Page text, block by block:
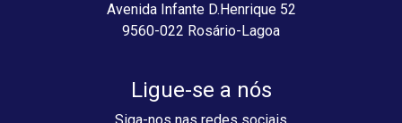
Avenida Infante D.Henrique 52
9560-022 Rosário-Lagoa
Ligue-se a nós